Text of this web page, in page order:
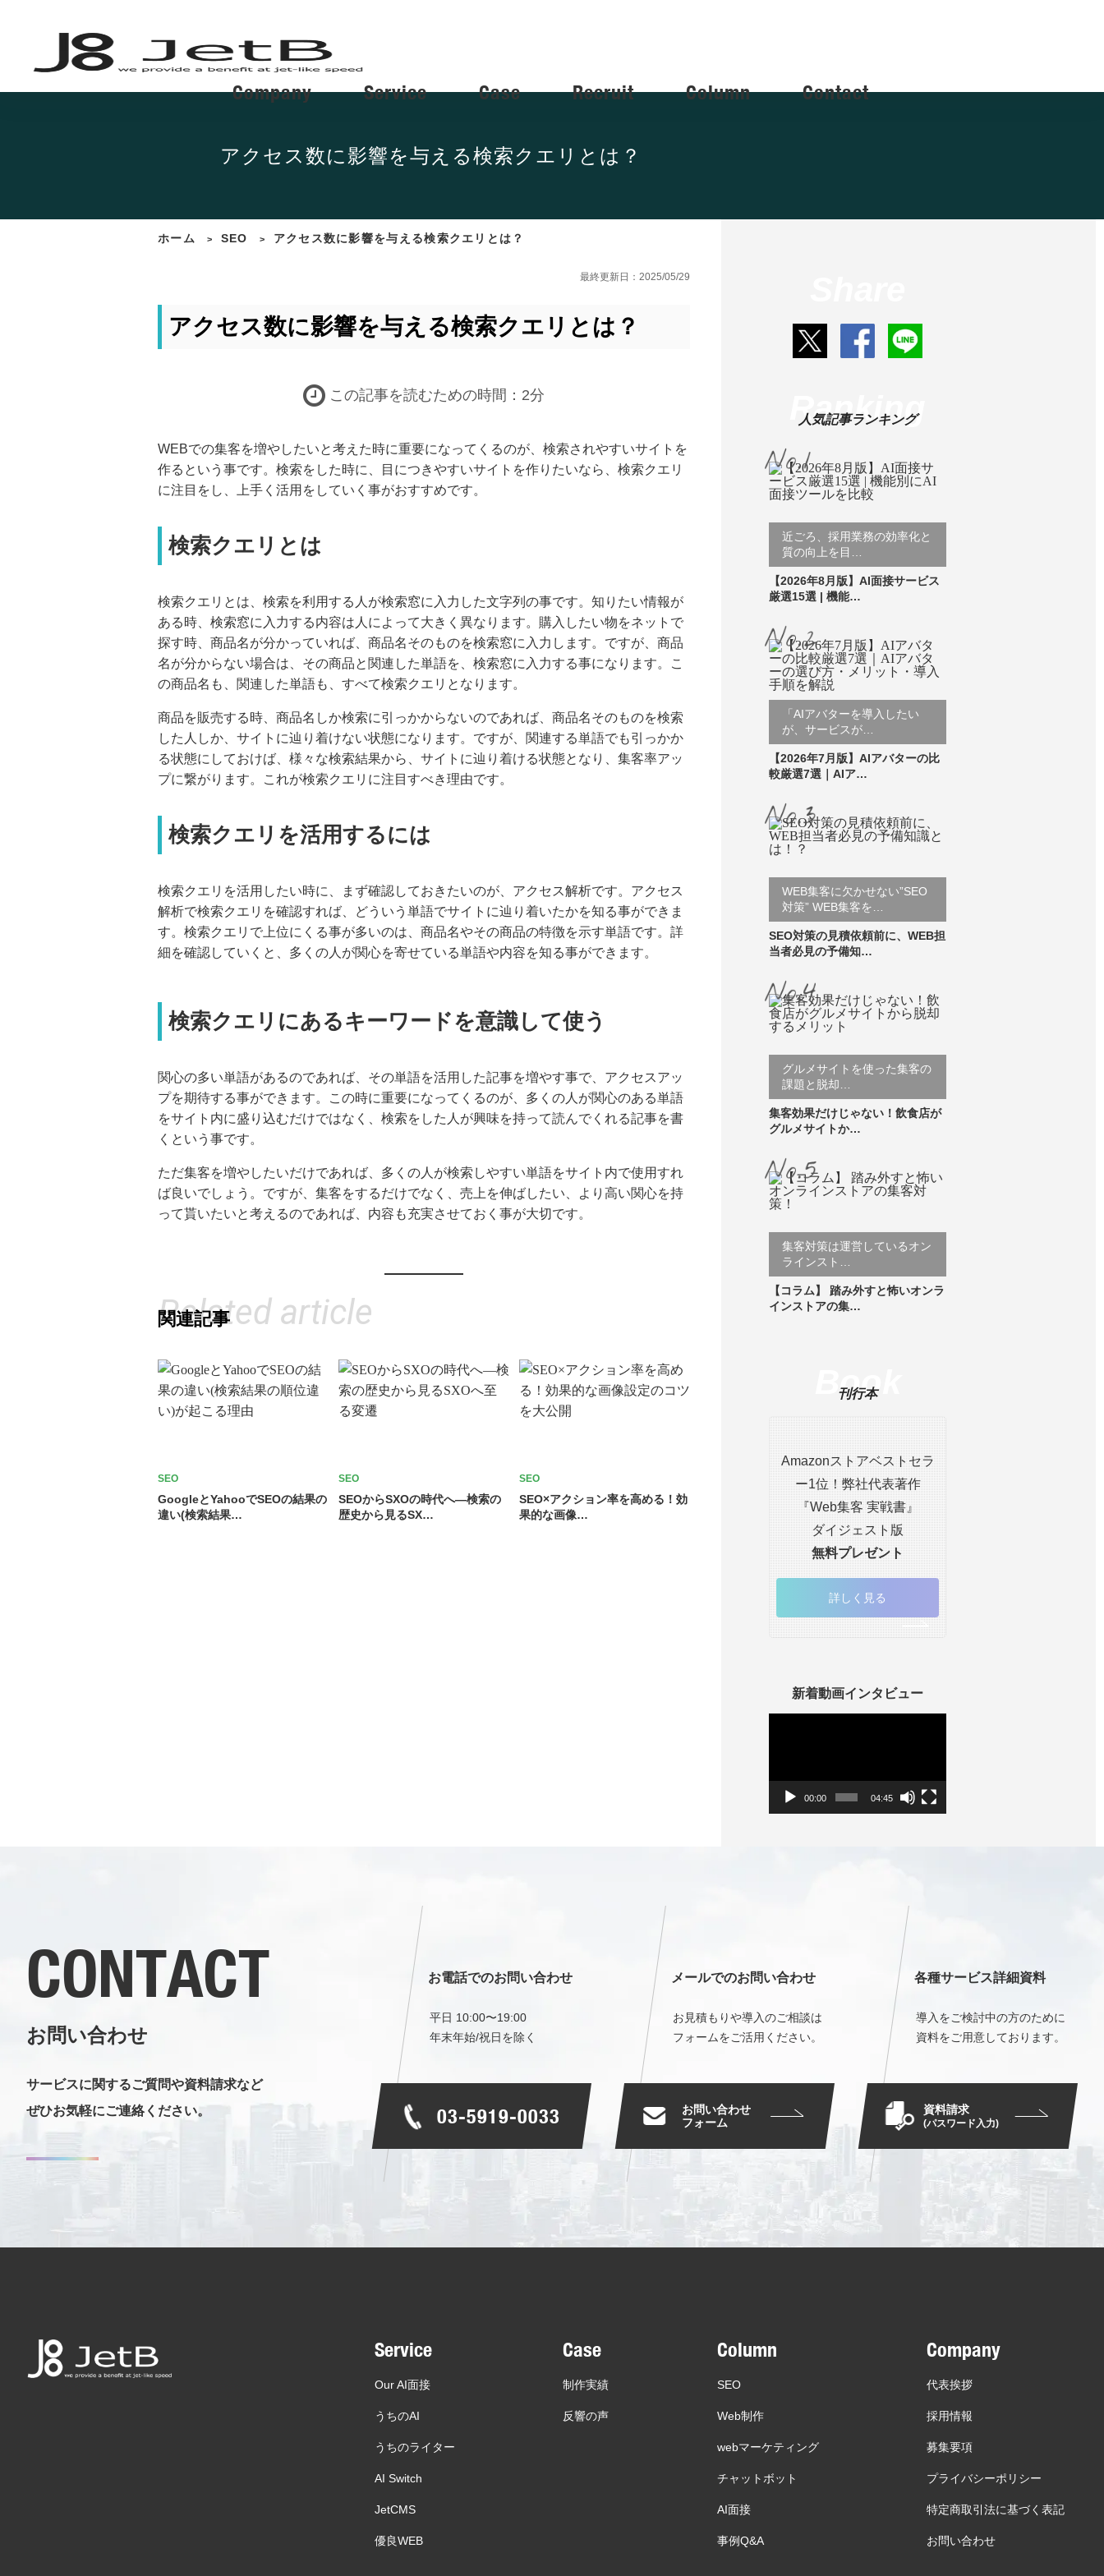
Company Service Case Recruit Column Contact
アクセス数に影響を与える検索クエリとは？
ホーム > SEO > アクセス数に影響を与える検索クエリとは？
最終更新日：2025/05/29
アクセス数に影響を与える検索クエリとは？
この記事を読むための時間：2分
WEBでの集客を増やしたいと考えた時に重要になってくるのが、検索されやすいサイトを
作るという事です。検索をした時に、目につきやすいサイトを作りたいなら、検索クエリ
に注目をし、上手く活用をしていく事がおすすめです。
検索クエリとは
検索クエリとは、検索を利用する人が検索窓に入力した文字列の事です。知りたい情報が
ある時、検索窓に入力する内容は人によって大きく異なります。購入したい物をネットで
探す時、商品名が分かっていれば、商品名そのものを検索窓に入力します。ですが、商品
名が分からない場合は、その商品と関連した単語を、検索窓に入力する事になります。こ
の商品名も、関連した単語も、すべて検索クエリとなります。
商品を販売する時、商品名しか検索に引っかからないのであれば、商品名そのものを検索
した人しか、サイトに辿り着けない状態になります。ですが、関連する単語でも引っかか
る状態にしておけば、様々な検索結果から、サイトに辿り着ける状態となり、集客率アッ
プに繋がります。これが検索クエリに注目すべき理由です。
検索クエリを活用するには
検索クエリを活用したい時に、まず確認しておきたいのが、アクセス解析です。アクセス
解析で検索クエリを確認すれば、どういう単語でサイトに辿り着いたかを知る事ができま
す。検索クエリで上位にくる事が多いのは、商品名やその商品の特徴を示す単語です。詳
細を確認していくと、多くの人が関心を寄せている単語や内容を知る事ができます。
検索クエリにあるキーワードを意識して使う
関心の多い単語があるのであれば、その単語を活用した記事を増やす事で、アクセスアッ
プを期待する事ができます。この時に重要になってくるのが、多くの人が関心のある単語
をサイト内に盛り込むだけではなく、検索をした人が興味を持って読んでくれる記事を書
くという事です。
ただ集客を増やしたいだけであれば、多くの人が検索しやすい単語をサイト内で使用すれ
ば良いでしょう。ですが、集客をするだけでなく、売上を伸ばしたい、より高い関心を持
って貰いたいと考えるのであれば、内容も充実させておく事が大切です。
関連記事
Related article
SEO
GoogleとYahooでSEOの結果の
違い(検索結果…
SEO
SEOからSXOの時代へ―検索の
歴史から見るSX…
SEO
SEO×アクション率を高める！効
果的な画像…
人気記事ランキング
Ranking
近ごろ、採用業務の効率化と
質の向上を目…
【2026年8月版】AI面接サービス
厳選15選 | 機能…
「AIアバターを導入したい
が、サービスが…
【2026年7月版】AIアバターの比
較厳選7選｜AIア…
WEB集客に欠かせない”SEO
対策” WEB集客を…
SEO対策の見積依頼前に、WEB担
当者必見の予備知…
グルメサイトを使った集客の
課題と脱却…
集客効果だけじゃない！飲食店が
グルメサイトか…
集客対策は運営しているオン
ラインスト…
【コラム】 踏み外すと怖いオンラ
インストアの集…
刊行本
Book
Amazonストアベストセラ
ー1位！弊社代表著作
『Web集客 実戦書』
ダイジェスト版
無料プレゼント
詳しく見る
新着動画インタビュー
動
00:00 04:45
CONTACT
お問い合わせ
サービスに関するご質問や資料請求など
ぜひお気軽にご連絡ください。
お電話でのお問い合わせ
平日 10:00〜19:00
年末年始/祝日を除く
03-5919-0033
メールでのお問い合わせ
お見積もりや導入のご相談は
フォームをご活用ください。
お問い合わせ
フォーム
各種サービス詳細資料
導入をご検討中の方のために
資料をご用意しております。
資料請求
(パスワード入力)
Service
Our AI面接
うちのAI
うちのライター
AI Switch
JetCMS
優良WEB
Case
制作実績
反響の声
Column
SEO
Web制作
webマーケティング
チャットボット
AI面接
事例Q&A
Company
代表挨拶
採用情報
募集要項
プライバシーポリシー
特定商取引法に基づく表記
お問い合わせ